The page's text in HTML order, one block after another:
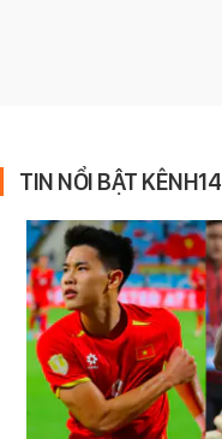
TIN NỔI BẬT KÊNH14